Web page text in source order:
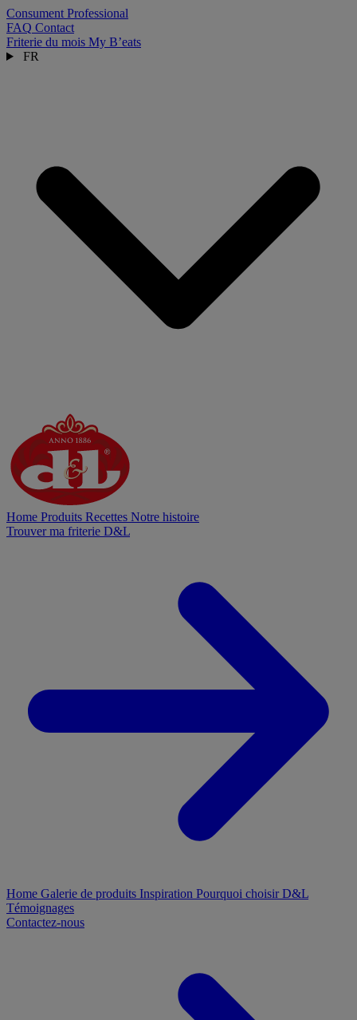
Consument Professional
FAQ Contact
Friterie du mois My B’eats
FR
Home Produits Recettes Notre histoire
Trouver ma friterie D&L
Home Galerie de produits Inspiration Pourquoi choisir D&L
Témoignages
Contactez-nous